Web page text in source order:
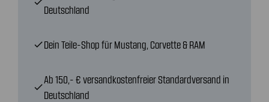
Deutschland
checkDein Teile-Shop für Mustang, Corvette & RAM
check
Ab 150,- € versandkostenfreier Standardversand in
Deutschland